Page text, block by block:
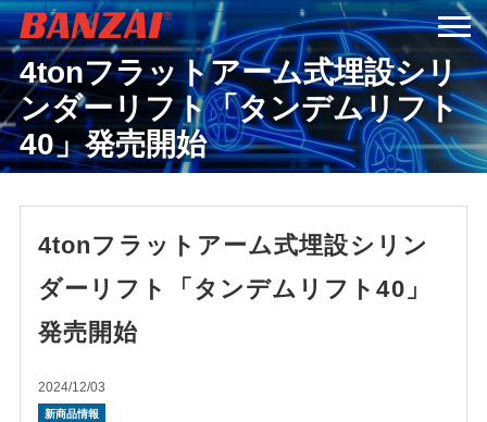
HOME
商品情報
採用情報
4tonフラットアーム式埋設シリ
ンダーリフト「タンデムリフト
40」発売開始
4tonフラットアーム式埋設シリン
ダーリフト「タンデムリフト40」
発売開始
2024/12/03
新商品情報